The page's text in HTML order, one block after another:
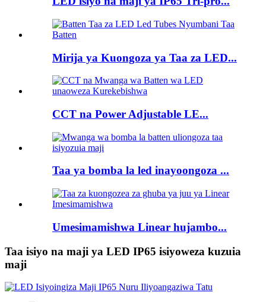
Mirija ya Kuongoza ya Taa za LED...
CCT na Power Adjustable LE...
Taa ya bomba la led inayoongoza ...
Umesimamishwa Linear hujambo...
Taa isiyo na maji ya LED IP65 isiyoweza kuzuia
maji